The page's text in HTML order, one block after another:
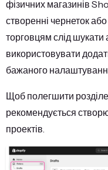
фізичних магазинів
створенні чернеток
торговцям слід шукати
використовувати
бажаного
Щоб полегшити
рекомендується
проектів.